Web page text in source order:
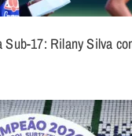
Sub-17: Rilany Silva